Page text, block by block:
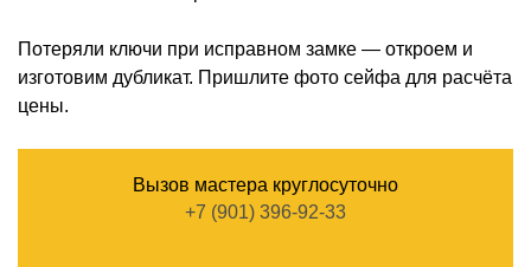
Потеряли ключи при исправном замке — откроем и
изготовим дубликат. Пришлите фото сейфа для расчёта
цены.
Вызов мастера круглосуточно
+7 (901) 396-92-33